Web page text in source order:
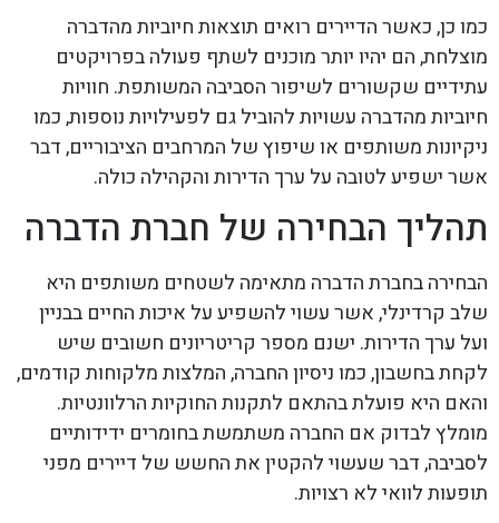
כמו כן, כאשר הדיירים רואים תוצאות חיוביות מהדברה
מוצלחת, הם יהיו יותר מוכנים לשתף פעולה בפרויקטים
עתידיים שקשורים לשיפור הסביבה המשותפת. חוויות
חיוביות מהדברה עשויות להוביל גם לפעילויות נוספות, כמו
ניקיונות משותפים או שיפוץ של המרחבים הציבוריים, דבר
אשר ישפיע לטובה על ערך הדירות והקהילה כולה.
תהליך הבחירה של חברת הדברה
הבחירה בחברת הדברה מתאימה לשטחים משותפים היא
שלב קרדינלי, אשר עשוי להשפיע על איכות החיים בבניין
ועל ערך הדירות. ישנם מספר קריטריונים חשובים שיש
לקחת בחשבון, כמו ניסיון החברה, המלצות מלקוחות קודמים,
והאם היא פועלת בהתאם לתקנות החוקיות הרלוונטיות.
מומלץ לבדוק אם החברה משתמשת בחומרים ידידותיים
לסביבה, דבר שעשוי להקטין את החשש של דיירים מפני
תופעות לוואי לא רצויות.